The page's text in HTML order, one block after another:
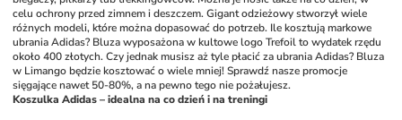
celu ochrony przed zimnem i deszczem. Gigant odzieżowy stworzył wiele
różnych modeli, które można dopasować do potrzeb. Ile kosztują markowe
ubrania Adidas? Bluza wyposażona w kultowe logo Trefoil to wydatek rzędu
około 400 złotych. Czy jednak musisz aż tyle płacić za ubrania Adidas? Bluza
w Limango będzie kosztować o wiele mniej! Sprawdź nasze promocje
sięgające nawet 50-80%, a na pewno tego nie pożałujesz.
Koszulka Adidas – idealna na co dzień i na treningi